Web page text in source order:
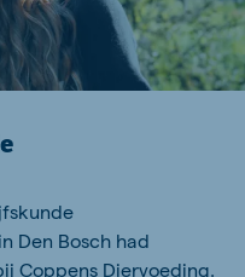
Den Bosch had
Coppens Diervoeding.